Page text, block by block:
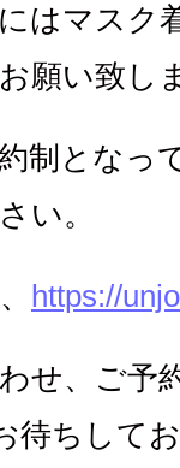
はマスク
願い致し
制となっ
い。
https://
せ、ご予
待ちして